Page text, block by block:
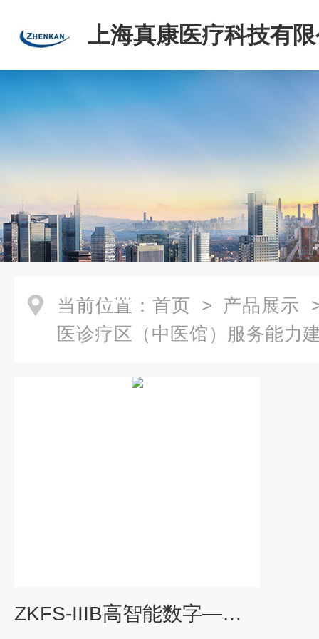
上海真康医疗科技有
当前位置： 首页 > 产品展示
医诊疗区（中医馆）服务能力
ZKFS-IIIB高智能数字—体化针刺、推拿教学测定系统2